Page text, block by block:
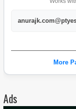
More
Ads